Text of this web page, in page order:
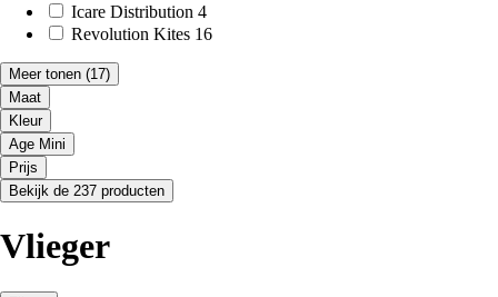
Icare Distribution 4
Revolution Kites 16
Meer tonen (17)
Maat
Kleur
Age Mini
Prijs
Bekijk de 237 producten
Vlieger